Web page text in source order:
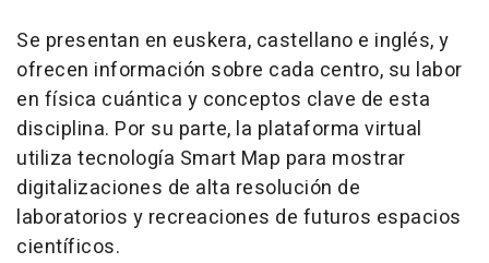
Se presentan en euskera, castellano e inglés, y
ofrecen información sobre cada centro, su labor
en física cuántica y conceptos clave de esta
disciplina. Por su parte, la plataforma virtual
utiliza tecnología Smart Map para mostrar
digitalizaciones de alta resolución de
laboratorios y recreaciones de futuros espacios
científicos.